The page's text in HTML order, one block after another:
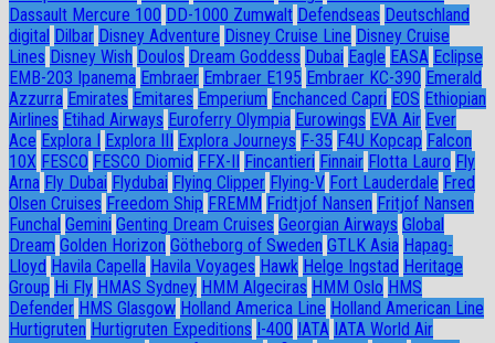
Dassault Mercure 100 DD-1000 Zumwalt Defendseas Deutschland
digital Dilbar Disney Adventure Disney Cruise Line Disney Cruise
Lines Disney Wish Doulos Dream Goddess Dubai Eagle EASA Eclipse
EMB-203 Ipanema Embraer Embraer E195 Embraer KC-390 Emerald
Azzurra Emirates Emitares Emperium Enchanced Capri EOS Ethiopian
Airlines Etihad Airways Euroferry Olympia Eurowings EVA Air Ever
Ace Explora I Explora III Explora Journeys F-35 F4U Корсар Falcon
10X FESCO FESCO Diomid FFX-II Fincantieri Finnair Flotta Lauro Fly
Arna Fly Dubai Flydubai Flying Clipper Flying-V Fort Lauderdale Fred
Olsen Cruises Freedom Ship FREMM Fridtjof Nansen Fritjof Nansen
Funchal Gemini Genting Dream Cruises Georgian Airways Global
Dream Golden Horizon Götheborg of Sweden GTLK Asia Hapag-
Lloyd Havila Capella Havila Voyages Hawk Helge Ingstad Heritage
Group Hi Fly HMAS Sydney HMM Algeciras HMM Oslo HMS
Defender HMS Glasgow Holland America Line Holland American Line
Hurtigruten Hurtigruten Expeditions I-400 IATA IATA World Air